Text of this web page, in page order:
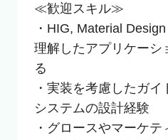
≪歓迎スキル≫
・HIG, Material
理解したアプリケーシ
る
・実装を考慮したガ
システムの設計経験
・グロースやマーケテ